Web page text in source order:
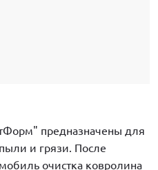
предназначены для
и грязи. После
очистка ковролина